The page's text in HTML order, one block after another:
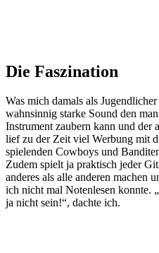
Die Faszination
Was mich damals als
wahnsinnig starke Sound den
Instrument zaubern kann und der
lief zu der Zeit viel Werbung mit
spielenden Cowboys und
Zudem spielt ja praktisch jeder
anderes als alle anderen machen
ich nicht mal Notenlesen konnte.
ja nicht sein!“, dachte ich.